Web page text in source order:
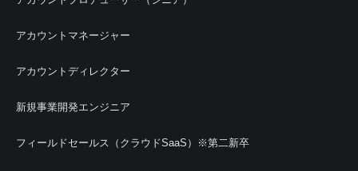
アカウントマネージャー
アカウントディレクター
新規事業開発エンジニア
フィールドセールス（クラウドSaaS）※第二新卒